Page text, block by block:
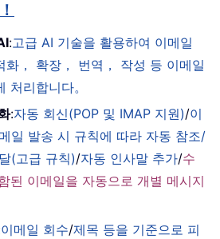
:고급 AI 기술을 활용하여 이메일
화， 확장， 번역， 작성 등 이메일
처리합니다。
:자동 회신(POP 및 IMAP 지원)/이
일 발송 시 규칙에 따라 자동 참조/
(고급 규칙)/자동 인사말 추가/수
된 이메일을 자동으로 개별 메시지
이메일 회수/제목 등을 기준으로 피